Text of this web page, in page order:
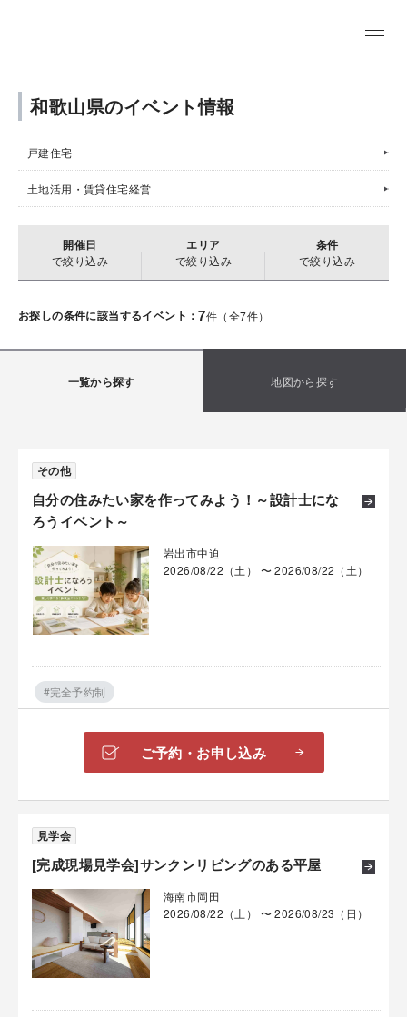
和歌山県のイベント情報
戸建住宅
土地活用・賃貸住宅経営
開催日
で絞り込み
エリア
で絞り込み
条件
で絞り込み
お探しの条件に該当するイベント：7件（全7件）
一覧から探す 地図から探す
自分の住みたい家を作ってみよう！～設計士にな
ろうイベント～
その他
岩出市中迫
2026/08/22（土） 〜 2026/08/22（土）
#完全予約制
ご予約・お申し込み
[完成現場見学会]サンクンリビングのある平屋
見学会
海南市岡田
2026/08/22（土） 〜 2026/08/23（日）